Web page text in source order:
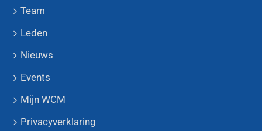
Team
Leden
Nieuws
Events
Mijn WCM
Privacyverklaring